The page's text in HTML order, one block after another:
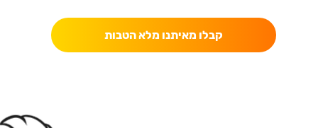
קבלו מאיתנו מלא הטבות